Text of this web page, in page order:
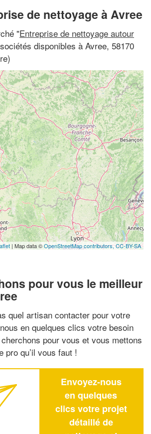
de nettoyage à Avree
"Entreprise de nettoyage autour
disponibles à Avree, 58170
| Map data ©OpenStreetMap contributors,CC-BY-SA
pour vous le meilleur
quel artisan contacter pour votre
en quelques clics votre besoin
pour vous et vous mettons
pro qu’il vous faut !
Envoyez-nous
en quelques
clics votre projet
détaillé de